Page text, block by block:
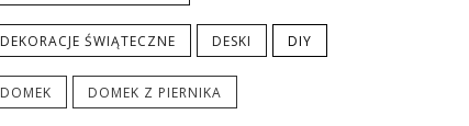
DEKORACJE ŚWIĄTECZNE DESKI DIY
DOMEK DOMEK Z PIERNIKA